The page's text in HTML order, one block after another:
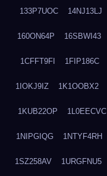
133P7UOC 14NJ13LJ
160ON64P 16SBWI43
1CFFT9FI 1FIP186C
1IOKJ9IZ 1K1OOBX2
1KUB22OP 1L0EECVC
1NIPGIQG 1NTYF4RH
1SZ258AV 1URGFNU5